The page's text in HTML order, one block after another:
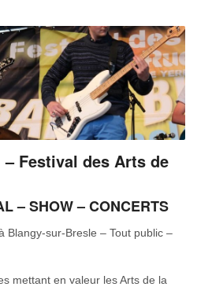
Festival des Arts de
– SHOW – CONCERTS
Blangy-sur-Bresle – Tout public –
mettant en valeur les Arts de la